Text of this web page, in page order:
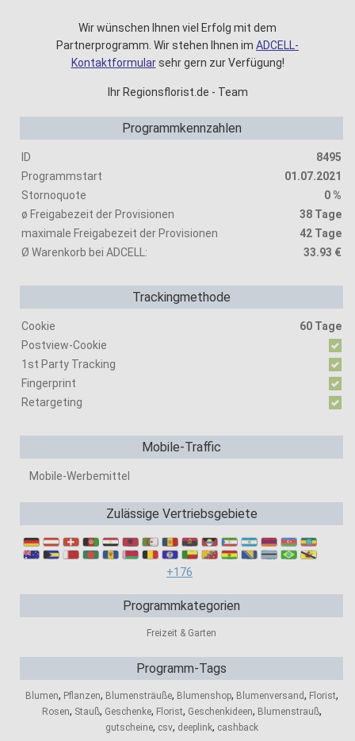
Wir wünschen Ihnen viel Erfolg mit dem
Partnerprogramm. Wir stehen Ihnen im ADCELL-
Kontaktformularsehr gern zur Verfügung!
Ihr Regionsflorist.de - Team
Programmkennzahlen
ID
8495
Programmstart
01.07.2021
Stornoquote
0 %
ø Freigabezeit der Provisionen
38 Tage
maximale Freigabezeit der Provisionen
42 Tage
Ø Warenkorb bei ADCELL:
33.93 €
Trackingmethode
Cookie
60 Tage
Postview-Cookie
1st Party Tracking
Fingerprint
Retargeting
Mobile-Traffic
Mobile-Werbemittel
Zulässige Vertriebsgebiete
+176
Programmkategorien
Freizeit & Garten
Programm-Tags
Blumen, Pflanzen, Blumensträuße, Blumenshop, Blumenversand, Florist,
Rosen, Stauß, Geschenke, Florist, Geschenkideen, Blumenstrauß,
gutscheine, csv, deeplink, cashback